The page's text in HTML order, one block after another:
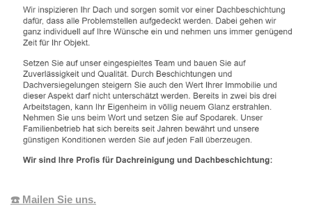
☎️ Mailen Sie uns.